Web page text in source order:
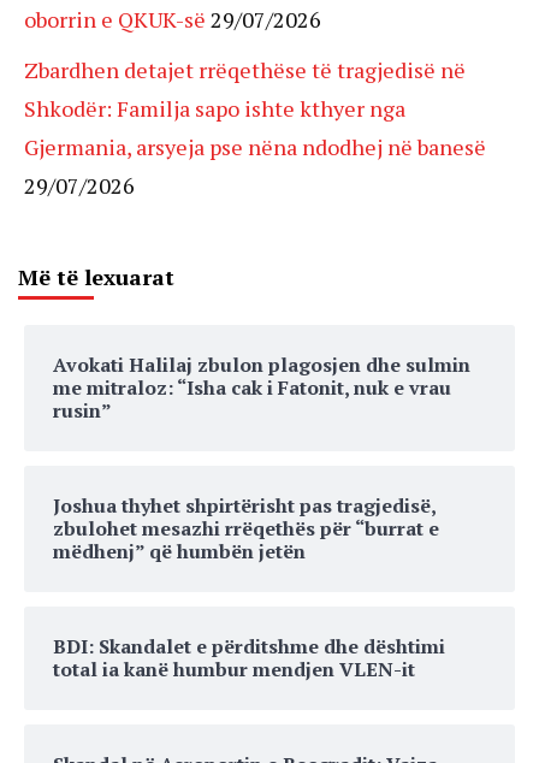
oborrin e QKUK-së 29/07/2026
Zbardhen detajet rrëqethëse të tragjedisë në
Shkodër: Familja sapo ishte kthyer nga
Gjermania, arsyeja pse nëna ndodhej në banesë
29/07/2026
Më të lexuarat
Avokati Halilaj zbulon plagosjen dhe sulmin
me mitraloz: “Isha cak i Fatonit, nuk e vrau
rusin”
Joshua thyhet shpirtërisht pas tragjedisë,
zbulohet mesazhi rrëqethës për “burrat e
mëdhenj” që humbën jetën
BDI: Skandalet e përditshme dhe dështimi
total ia kanë humbur mendjen VLEN-it